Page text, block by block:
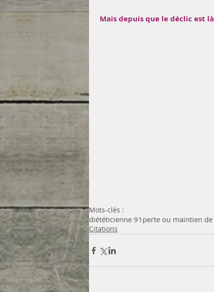
Mais depuis que le déclic est
Mots-clés :
diététicienne 91 perte ou maintien
Citations